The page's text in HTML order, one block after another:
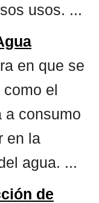
usos. ...
en que se
el
a consumo
en la
agua. ...
de